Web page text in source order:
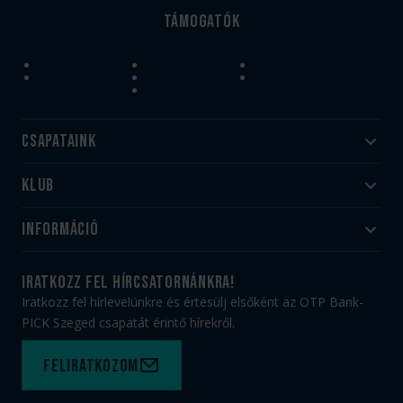
Támogatók
Csapataink
Felnőtt
Utánpótlás
Klub
#HandballFamily
Munkatársaink
PICK Aréna
Sajtóakkreditáció
Információ
Jegy- és bérletvásárlás
Webshop
Adatvédelem
Felhasználási feltételek
Kapcsolat
iratkozz fel hírcsatornánkra!
Iratkozz fel hírlevelünkre és értesülj elsőként az OTP Bank-
PICK Szeged csapatát érintő hírekről.
Feliratkozom